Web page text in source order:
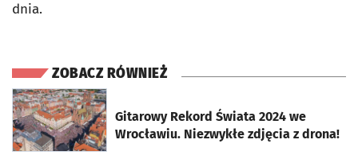
dnia.
ZOBACZ RÓWNIEŻ
Gitarowy Rekord Świata 2024 we
Wrocławiu. Niezwykłe zdjęcia z drona!
otworzy się w nowej karcie